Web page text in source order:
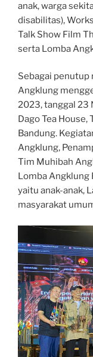
anak, warga
disabilitas),
Talk Show Film
serta Lomba
Sebagai penutup
Angklung
2023, tanggal 23
Dago Tea House,
Bandung.
Angklung,
Tim Muhibah
Lomba Angklung
yaitu anak-anak,
masyarakat